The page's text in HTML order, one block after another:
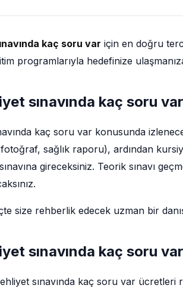
kaç soru var için en doğru
programlarıyla hedefinize
sınavında kaç soru
kaç soru var konusunda
sağlık raporu), ardından
gireceksiniz. Teorik sınavı
size rehberlik edecek uzman bir
sınavında kaç soru
sınavında kaç soru var